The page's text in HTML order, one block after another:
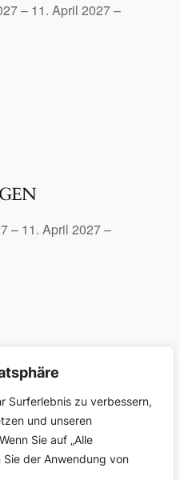
Surferlebnis zu verbessern,
und unseren
Sie auf „Alle
der Anwendung von
– 11. April 2027 –
– 11. April 2027 –
Evangelisch-
Datenschutz